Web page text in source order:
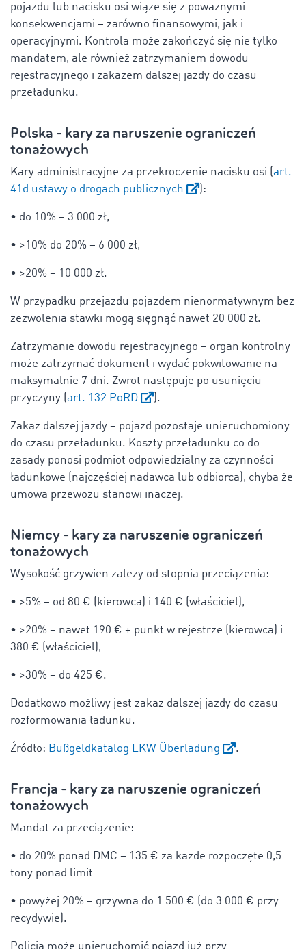
pojazdu lub nacisku osi wiąże się z poważnymi
konsekwencjami – zarówno finansowymi, jak i
operacyjnymi. Kontrola może zakończyć się nie tylko
mandatem, ale również zatrzymaniem dowodu
rejestracyjnego i zakazem dalszej jazdy do czasu
przeładunku.
Polska - kary za naruszenie ograniczeń
tonażowych
Kary administracyjne za przekroczenie nacisku osi ( art.
41d ustawy o drogach publicznych
):
• do 10% – 3 000 zł,
• >10% do 20% – 6 000 zł,
• >20% – 10 000 zł.
W przypadku przejazdu pojazdem nienormatywnym bez
zezwolenia stawki mogą sięgnąć nawet 20 000 zł.
Zatrzymanie dowodu rejestracyjnego – organ kontrolny
może zatrzymać dokument i wydać pokwitowanie na
maksymalnie 7 dni. Zwrot następuje po usunięciu
przyczyny ( art. 132 PoRD ).
Zakaz dalszej jazdy – pojazd pozostaje unieruchomiony
do czasu przeładunku. Koszty przeładunku co do
zasady ponosi podmiot odpowiedzialny za czynności
ładunkowe (najczęściej nadawca lub odbiorca), chyba że
umowa przewozu stanowi inaczej.
Niemcy - kary za naruszenie ograniczeń
tonażowych
Wysokość grzywien zależy od stopnia przeciążenia:
• >5% – od 80 € (kierowca) i 140 € (właściciel),
• >20% – nawet 190 € + punkt w rejestrze (kierowca) i
380 € (właściciel),
• >30% – do 425 €.
Dodatkowo możliwy jest zakaz dalszej jazdy do czasu
rozformowania ładunku.
Źródło: Bußgeldkatalog LKW Überladung .
Francja - kary za naruszenie ograniczeń
tonażowych
Mandat za przeciążenie:
• do 20% ponad DMC – 135 € za każde rozpoczęte 0,5
tony ponad limit
• powyżej 20% – grzywna do 1 500 € (do 3 000 € przy
recydywie).
Policja może unieruchomić pojazd już przy